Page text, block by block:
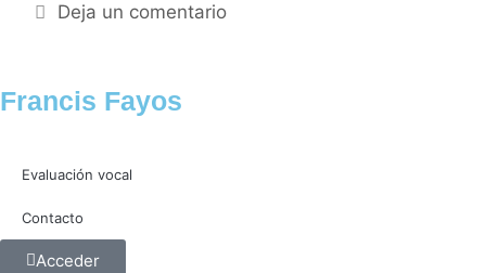
Deja un comentario
Francis Fayos
Evaluación vocal
Contacto
Acceder